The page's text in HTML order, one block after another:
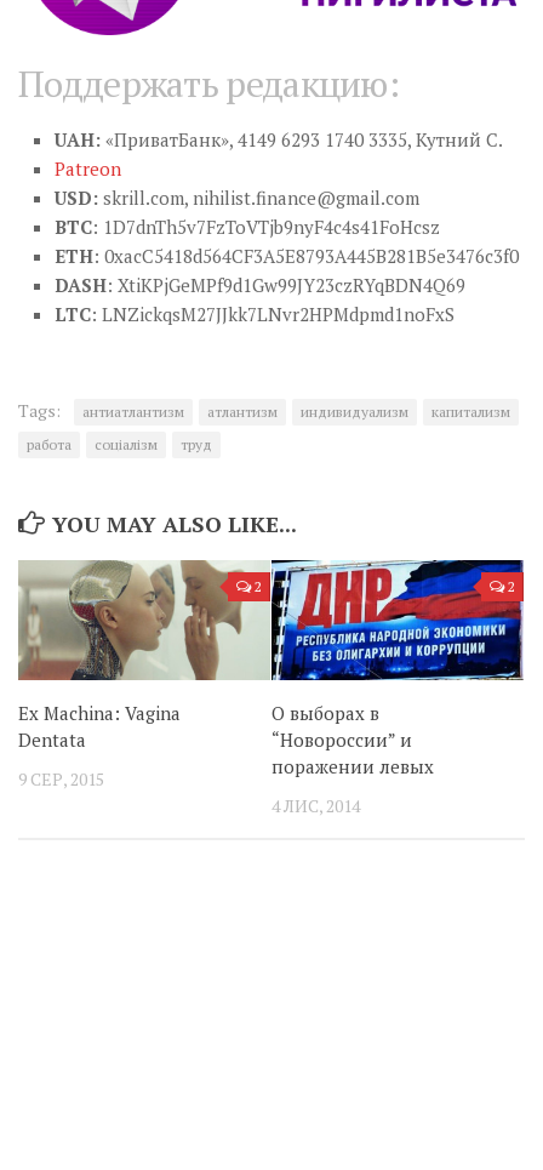
Поддержать редакцию:
UAH: «ПриватБанк», 4149 6293 1740 3335, Кутний С.
Patreon
USD: skrill.com, nihilist.finance@gmail.com
BTC: 1D7dnTh5v7FzToVTjb9nyF4c4s41FoHcsz
ETH: 0xacC5418d564CF3A5E8793A445B281B5e3476c3f0
DASH: XtiKPjGeMPf9d1Gw99JY23czRYqBDN4Q69
LTC: LNZickqsM27JJkk7LNvr2HPMdpmd1noFxS
Tags: антиатлантизм атлантизм индивидуализм
капитализм
работа
соціалізм труд
YOU MAY ALSO LIKE...
2
Ex Machina: Vagina
Dentata
9 СЕР, 2015
2
О выборах в
“Новороссии” и
поражении левых
4 ЛИС, 2014